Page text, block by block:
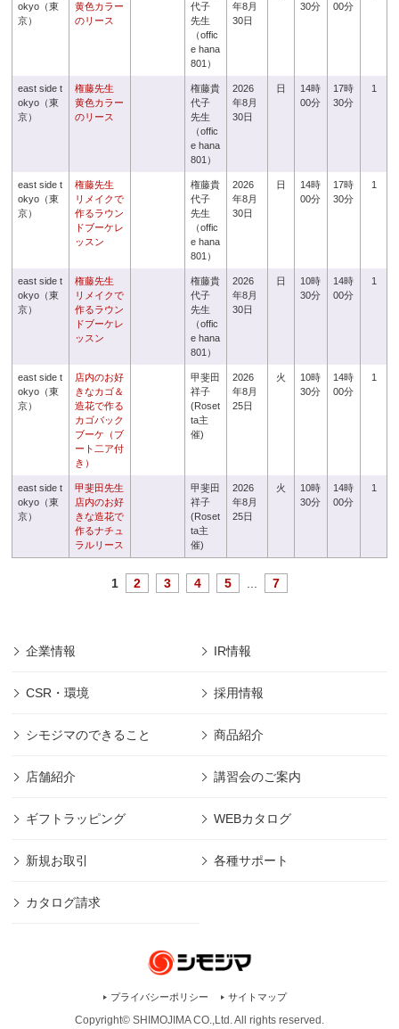
okyo（東
京）
黄色カラー
のリース
代子
先生
（offic
e hana
801）
年8月
30日
30分
00分
east side t
okyo（東
京）
権藤先生
黄色カラー
のリース
権藤貴
代子
先生
（offic
e hana
801）
2026
年8月
30日
日
14時
00分
17時
30分
1
east side t
okyo（東
京）
権藤先生
リメイクで
作るラウン
ドブーケレ
ッスン
権藤貴
代子
先生
（offic
e hana
801）
2026
年8月
30日
日
14時
00分
17時
30分
1
east side t
okyo（東
京）
権藤先生
リメイクで
作るラウン
ドブーケレ
ッスン
権藤貴
代子
先生
（offic
e hana
801）
2026
年8月
30日
日
10時
30分
14時
00分
1
east side t
okyo（東
京）
店内のお好
きなカゴ＆
造花で作る
カゴバック
ブーケ（ブ
ート二ア付
き）
甲斐田
祥子
(Roset
ta主
催)
2026
年8月
25日
火
10時
30分
14時
00分
1
east side t
okyo（東
京）
甲斐田先生
店内のお好
きな造花で
作るナチュ
ラルリース
甲斐田
祥子
(Roset
ta主
催)
2026
年8月
25日
火
10時
30分
14時
00分
1
1 2 3 4 5 7
企業情報 IR情報
CSR・環境 採用情報
シモジマのできること 商品紹介
店舗紹介 講習会のご案内
ギフトラッピング WEBカタログ
新規お取引 各種サポート
カタログ請求
プライバシーポリシー サイトマップ
Copyright© SHIMOJIMA CO.,Ltd. All rights reserved.